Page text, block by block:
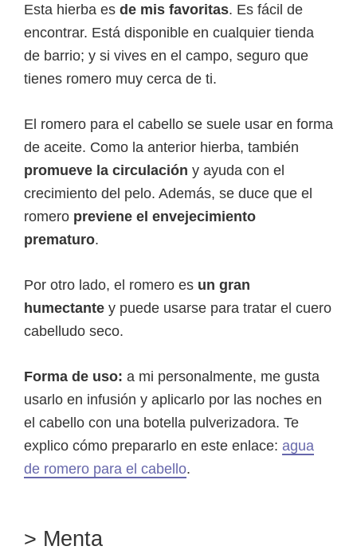
Esta hierba es de mis favoritas. Es fácil de
encontrar. Está disponible en cualquier tienda
de barrio; y si vives en el campo, seguro que
tienes romero muy cerca de ti.
El romero para el cabello se suele usar en forma
de aceite. Como la anterior hierba, también
promueve la circulación y ayuda con el
crecimiento del pelo. Además, se duce que el
romero previene el envejecimiento
prematuro.
Por otro lado, el romero es un gran
humectante y puede usarse para tratar el cuero
cabelludo seco.
Forma de uso: a mi personalmente, me gusta
usarlo en infusión y aplicarlo por las noches en
el cabello con una botella pulverizadora. Te
explico cómo prepararlo en este enlace: agua
de romero para el cabello.
> Menta